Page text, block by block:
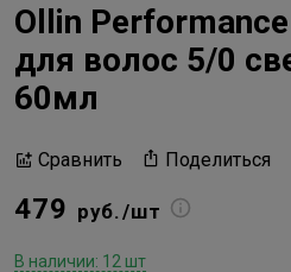
Ollin
для волос 5/0
60мл
Сравнить Поделиться
479 руб./шт
В наличии: 12 шт